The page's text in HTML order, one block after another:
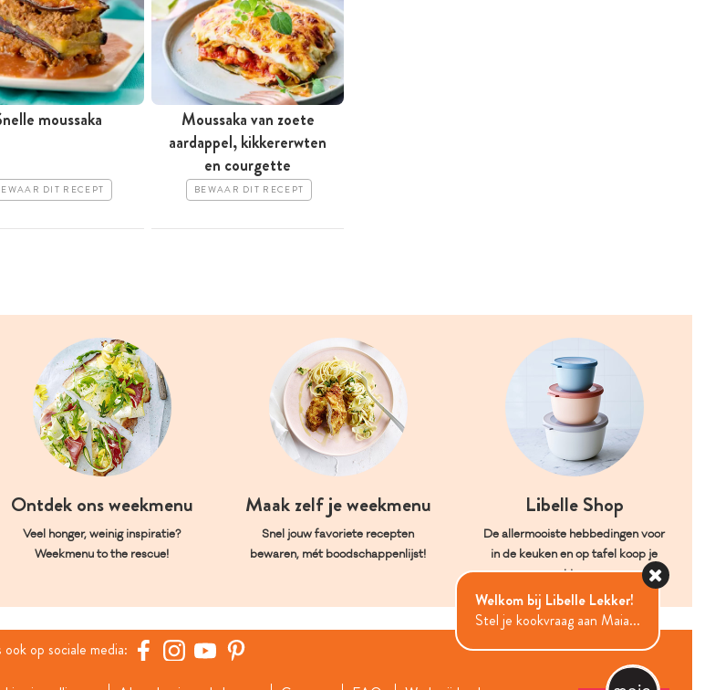
moussaka
DIT RECEPT
Moussaka van zoete
aardappel, kikkererwten
en courgette
BEWAAR DIT RECEPT
Ontdek ons weekmenu
Veel honger, weinig inspiratie?
Weekmenu to the rescue!
Maak zelf je weekmenu
Snel jouw favoriete recepten
bewaren, mét boodschappenlijst!
Libelle Shop
De allermooiste hebbedingen voor
in de keuken en op tafel koop je
hier.
ook op sociale media:
Welkom bij Libelle Lekker!
Stel je kookvraag aan Maia...